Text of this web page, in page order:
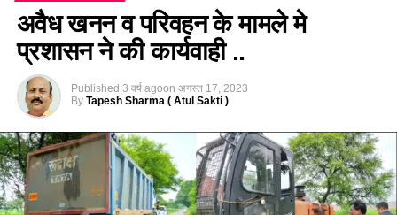
अवैध खनन व परिवहन के मामले मे
प्रशासन ने की कार्यवाही ..
Published 3 वर्ष agoon अगस्त 17, 2023
By Tapesh Sharma ( Atul Sakti )